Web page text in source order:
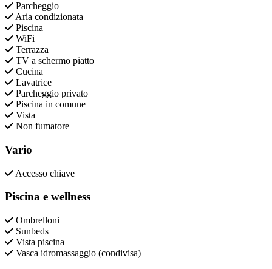
Parcheggio
Aria condizionata
Piscina
WiFi
Terrazza
TV a schermo piatto
Cucina
Lavatrice
Parcheggio privato
Piscina in comune
Vista
Non fumatore
Vario
Accesso chiave
Piscina e wellness
Ombrelloni
Sunbeds
Vista piscina
Vasca idromassaggio (condivisa)